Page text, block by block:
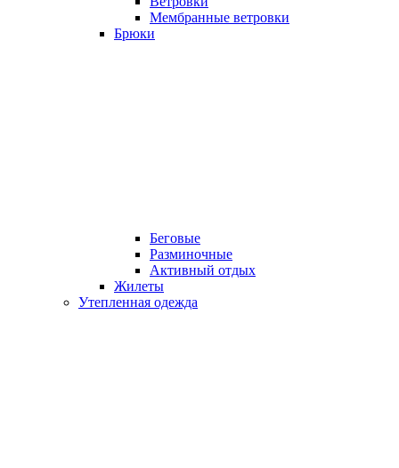
Мембранные ветровки
Брюки
Беговые
Разминочные
Активный отдых
Жилеты
Утепленная одежда